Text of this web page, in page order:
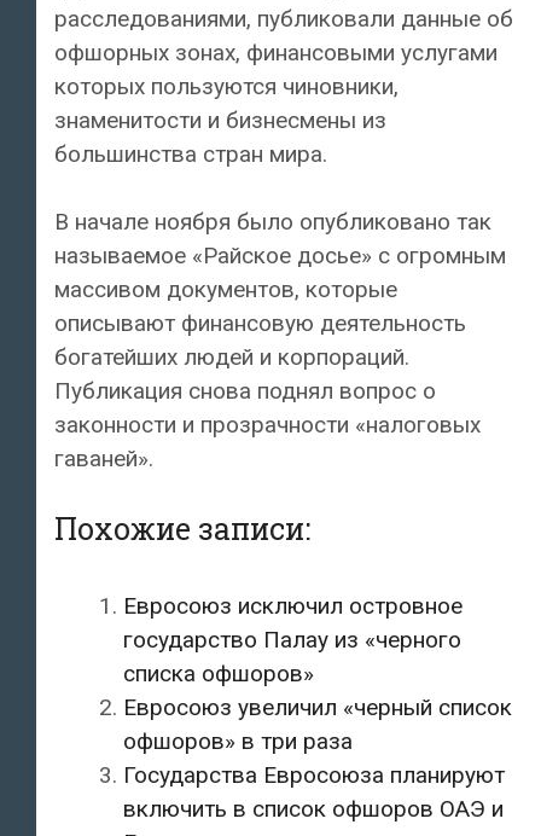
расследованиями, публиковали данные об
офшорных зонах, финансовыми услугами
которых пользуются чиновники,
знаменитости и бизнесмены из
большинства стран мира.
В начале ноября было опубликовано так
называемое «Райское досье» с огромным
массивом документов, которые
описывают финансовую деятельность
богатейших людей и корпораций.
Публикация снова поднял вопрос о
законности и прозрачности «налоговых
гаваней».
Похожие записи:
Евросоюз исключил островное
государство Палау из «черного
списка офшоров»
Евросоюз увеличил «черный список
офшоров» в три раза
Государства Евросоюза планируют
включить в список офшоров ОАЭ и